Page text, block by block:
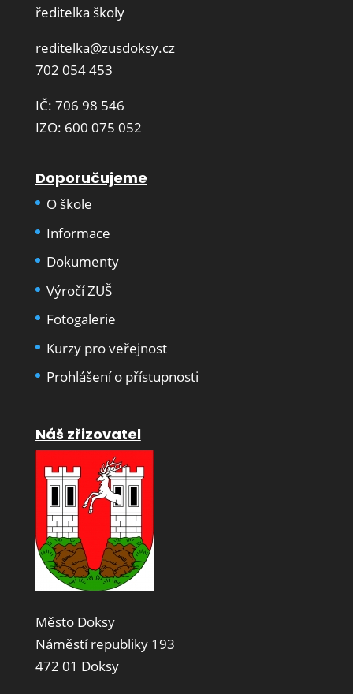
ředitelka školy
reditelka@zusdoksy.cz
702 054 453
IČ: 706 98 546
IZO: 600 075 052
Doporučujeme
O škole
Informace
Dokumenty
Výročí ZUŠ
Fotogalerie
Kurzy pro veřejnost
Prohlášení o přístupnosti
Náš zřizovatel
Město Doksy
Náměstí republiky 193
472 01 Doksy